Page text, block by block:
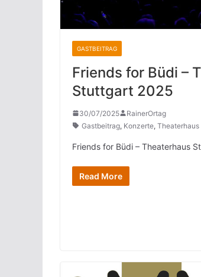
GASTBEITRAG
Friends for Büdi –
Stuttgart 2025
30/07/2025
RainerOrtag
Gastbeitrag, Konzerte,
Friends for Büdi – Theaterhaus
Read More